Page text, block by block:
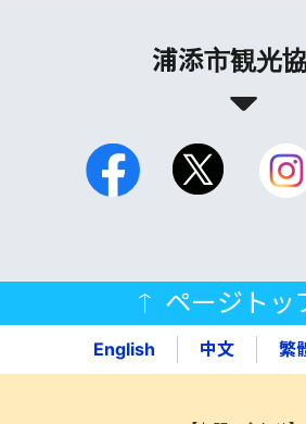
浦添市観光
ページトッ
English 中文 繁